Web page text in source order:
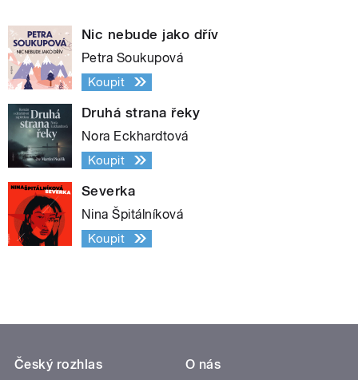
Nic nebude jako dřív
Petra Soukupová
Koupit
Druhá strana řeky
Nora Eckhardtová
Koupit
Severka
Nina Špitálníková
Koupit
Český rozhlas
O nás